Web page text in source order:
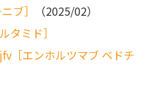
ブ］
（2025/02）
タミド］
［エンホルツマブ ベドチ